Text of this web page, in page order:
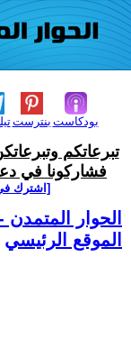
بنترست بودكاست
تبرعاتكم
فشاركونا في
[اشترك
الحوار المتمدن
الموقع الرئيسي